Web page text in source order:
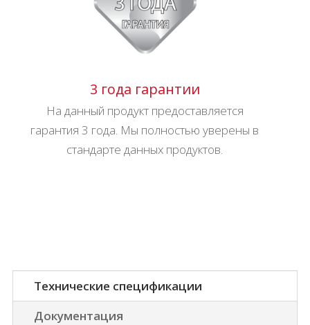
3 года гарантии
На данный продукт предоставляется
гарантия 3 года. Мы полностью уверены в
стандарте данных продуктов.
Технические спецификации
Документация